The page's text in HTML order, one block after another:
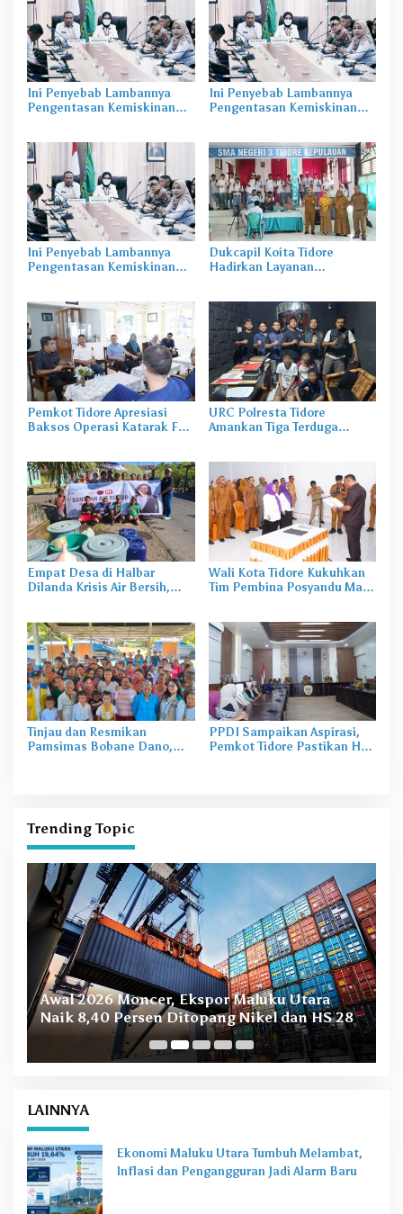
Ini Penyebab Lambannya
Pengentasan Kemiskinan
Ini Penyebab Lambannya
Pengentasan Kemiskinan
Ini Penyebab Lambannya
Pengentasan Kemiskinan
Dukcapil Koita Tidore
Hadirkan Layanan
Pemkot Tidore Apresiasi
Baksos Operasi Katarak FK-
URC Polresta Tidore
Amankan Tiga Terduga
Empat Desa di Halbar
Dilanda Krisis Air Bersih,
Wali Kota Tidore Kukuhkan
Tim Pembina Posyandu Masa
Tinjau dan Resmikan
Pamsimas Bobane Dano,
PPDI Sampaikan Aspirasi,
Pemkot Tidore Pastikan Hak
Trending Topic
Awal 2026 Moncer, Ekspor Maluku Utara
Naik 8,40 Persen Ditopang Nikel dan HS 28
LAINNYA
Ekonomi Maluku Utara Tumbuh Melambat,
Inflasi dan Pengangguran Jadi Alarm Baru